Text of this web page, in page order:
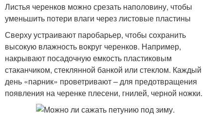
Листья черенков можно срезать наполовину, чтобы
уменьшить потери влаги через листовые пластины
Сверху устраивают паробарьер, чтобы сохранить
высокую влажность вокруг черенков. Например,
накрывают посадочную емкость пластиковым
стаканчиком, стеклянной банкой или стеклом. Каждый
день «парник» проветривают – для предотвращения
появления на черенке плесени, гнилей, черной ножки.